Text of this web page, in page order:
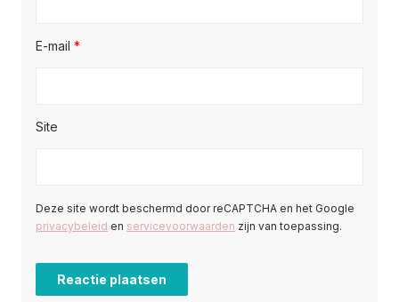
E-mail *
Site
Deze site wordt beschermd door reCAPTCHA en het Google
privacybeleid en servicevoorwaarden zijn van toepassing.